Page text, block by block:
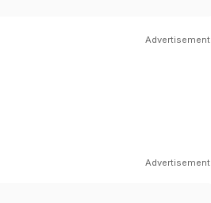
Advertisement
Advertisement